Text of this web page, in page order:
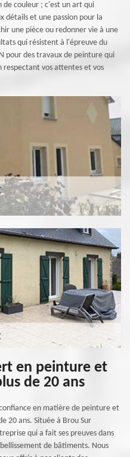
de couleur ; c'est un art qui
détails et une passion pour la
une pièce ou redonner vie à une
qui résistent à l'épreuve du
pour des travaux de peinture qui
vos attentes et vos
en peinture et
de 20 ans
en matière de peinture et
20 ans. Située à Brou Sur
qui a fait ses preuves dans
de bâtiments. Nous